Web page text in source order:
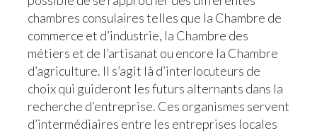
chambres consulaires telles que la Chambre de
commerce et d’industrie, la Chambre des
métiers et de l’artisanat ou encore la Chambre
d’agriculture. Il s’agit là d’interlocuteurs de
choix qui guideront les futurs alternants dans la
recherche d’entreprise. Ces organismes servent
d’intermédiaires entre les entreprises locales